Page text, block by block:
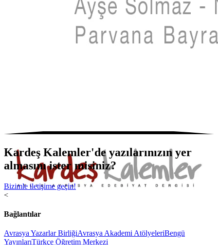
Kardeş Kalemler'de yazılarınızın yer
almasını ister misiniz?
Bizimle iletişime geçin!
<
Bağlantılar
Avrasya Yazarlar BirliğiAvrasya Akademi AtölyeleriBengü
YayınlarıTürkçe Öğretim Merkezi